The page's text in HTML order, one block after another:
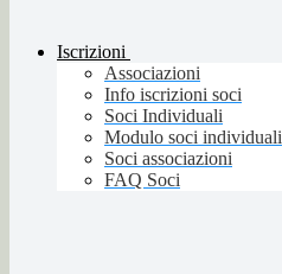
Iscrizioni
Associazioni
Info iscrizioni soci
Soci Individuali
Modulo soci individuali
Soci associazioni
FAQ Soci